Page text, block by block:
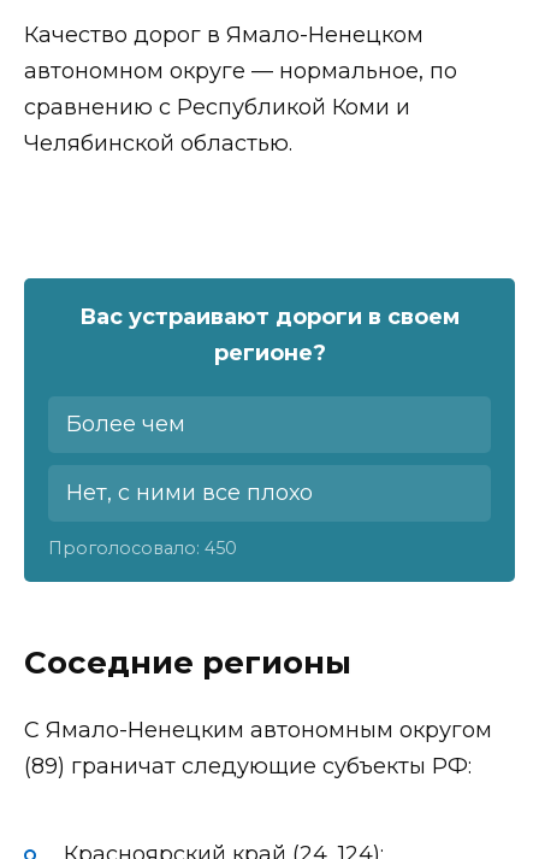
Качество дорог в Ямало-Ненецком
автономном округе — нормальное, по
сравнению с Республикой Коми и
Челябинской областью.
Вас устраивают дороги в своем
регионе?
Более чем
Нет, с ними все плохо
Проголосовало: 450
Соседние регионы
С Ямало-Ненецким автономным округом
(89) граничат следующие субъекты РФ: